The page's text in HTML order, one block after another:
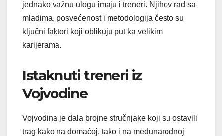
jednako važnu ulogu imaju i treneri. Njihov rad sa
mladima, posvećenost i metodologija često su
ključni faktori koji oblikuju put ka velikim
karijerama.
Istaknuti treneri iz
Vojvodine
Vojvodina je dala brojne stručnjake koji su ostavili
trag kako na domaćoj, tako i na međunarodnoj